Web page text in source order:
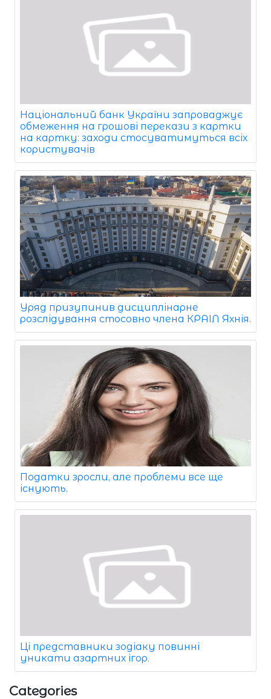
Національний банк України запроваджує
обмеження на грошові перекази з картки
на картку: заходи стосуватимуться всіх
користувачів
Уряд призупинив дисциплінарне
розслідування стосовно члена КРАІЛ Яхнія.
Податки зросли, але проблеми все ще
існують.
Ці представники зодіаку повинні
уникати азартних ігор.
Categories